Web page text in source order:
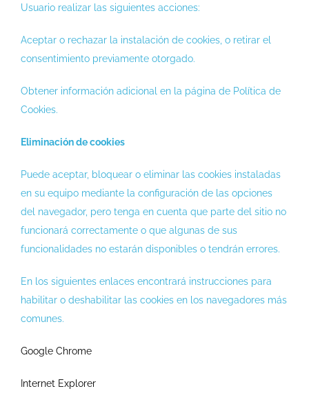
Usuario realizar las siguientes acciones:
Aceptar o rechazar la instalación de cookies, o retirar el
consentimiento previamente otorgado.
Obtener información adicional en la página de Política de
Cookies.
Eliminación de cookies
Puede aceptar, bloquear o eliminar las cookies instaladas
en su equipo mediante la configuración de las opciones
del navegador, pero tenga en cuenta que parte del sitio no
funcionará correctamente o que algunas de sus
funcionalidades no estarán disponibles o tendrán errores.
En los siguientes enlaces encontrará instrucciones para
habilitar o deshabilitar las cookies en los navegadores más
comunes.
Google Chrome
Internet Explorer